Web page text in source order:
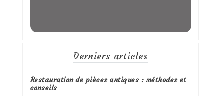
Derniers articles
Restauration de pièces antiques : méthodes et
conseils